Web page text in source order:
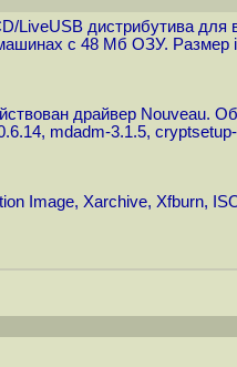
LiveUSB дистрибутива
с 48 Мб ОЗУ. Размер
драйвер Nouveau.
mdadm-3.1.5,
Image, Xarchive, Xfburn,